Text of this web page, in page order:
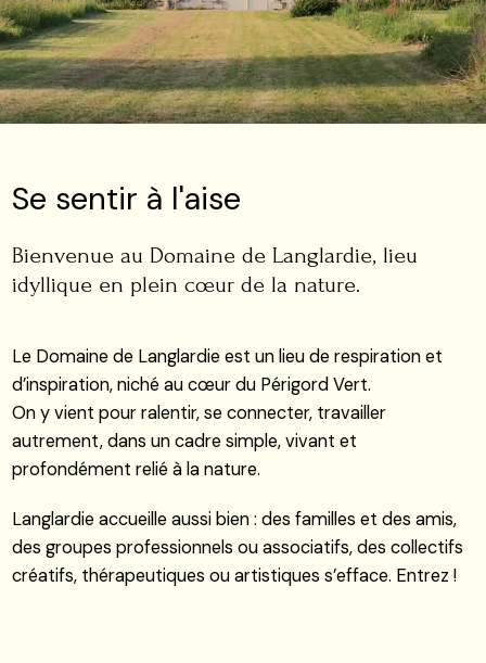
Se sentir à l'aise
Bienvenue au Domaine de Langlardie, lieu
idyllique en plein cœur de la nature.
Le Domaine de Langlardie est un lieu de respiration et
d’inspiration, niché au cœur du Périgord Vert.
On y vient pour ralentir, se connecter, travailler
autrement, dans un cadre simple, vivant et
profondément relié à la nature.
Langlardie accueille aussi bien : des familles et des amis,
des groupes professionnels ou associatifs, des collectifs
créatifs, thérapeutiques ou artistiques s’efface. Entrez !